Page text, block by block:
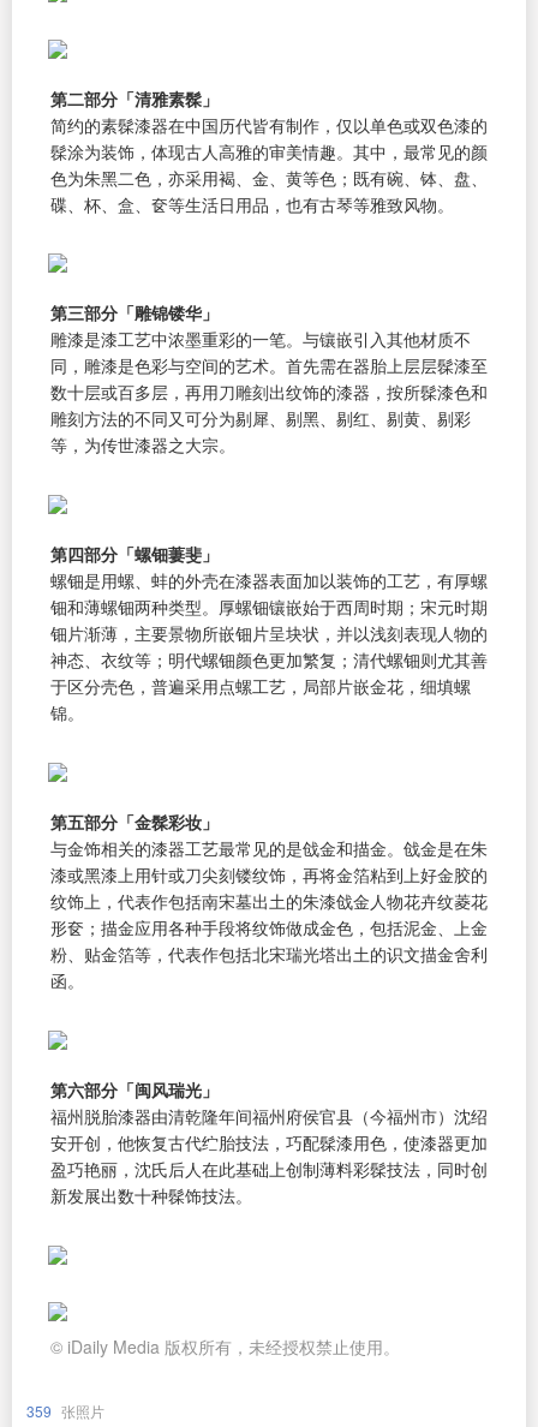
第二部分「清雅素髹」
简约的素髹漆器在中国历代皆有制作，仅以单色或双色漆的
髹涂为装饰，体现古人高雅的审美情趣。其中，最常见的颜
色为朱黑二色，亦采用褐、金、黄等色；既有碗、钵、盘、
碟、杯、盒、奁等生活日用品，也有古琴等雅致风物。
第三部分「雕锦镂华」
雕漆是漆工艺中浓墨重彩的一笔。与镶嵌引入其他材质不
同，雕漆是色彩与空间的艺术。首先需在器胎上层层髹漆至
数十层或百多层，再用刀雕刻出纹饰的漆器，按所髹漆色和
雕刻方法的不同又可分为剔犀、剔黑、剔红、剔黄、剔彩
等，为传世漆器之大宗。
第四部分「螺钿萋斐」
螺钿是用螺、蚌的外壳在漆器表面加以装饰的工艺，有厚螺
钿和薄螺钿两种类型。厚螺钿镶嵌始于西周时期；宋元时期
钿片渐薄，主要景物所嵌钿片呈块状，并以浅刻表现人物的
神态、衣纹等；明代螺钿颜色更加繁复；清代螺钿则尤其善
于区分壳色，普遍采用点螺工艺，局部片嵌金花，细填螺
锦。
第五部分「金髹彩妆」
与金饰相关的漆器工艺最常见的是戗金和描金。戗金是在朱
漆或黑漆上用针或刀尖刻镂纹饰，再将金箔粘到上好金胶的
纹饰上，代表作包括南宋墓出土的朱漆戗金人物花卉纹菱花
形奁；描金应用各种手段将纹饰做成金色，包括泥金、上金
粉、贴金箔等，代表作包括北宋瑞光塔出土的识文描金舍利
函。
第六部分「闽风瑞光」
福州脱胎漆器由清乾隆年间福州府侯官县（今福州市）沈绍
安开创，他恢复古代纻胎技法，巧配髹漆用色，使漆器更加
盈巧艳丽，沈氏后人在此基础上创制薄料彩髹技法，同时创
新发展出数十种髹饰技法。
© iDaily Media 版权所有，未经授权禁止使用。
359 张照片